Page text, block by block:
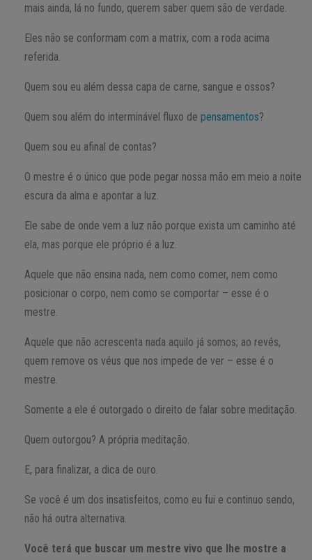
mais ainda, lá no fundo, querem saber quem são de verdade.
Eles não se conformam com a matrix, com a roda acima
referida.
Quem sou eu além dessa capa de carne, sangue e ossos?
Quem sou além do interminável fluxo de pensamentos?
Quem sou eu afinal de contas?
O mestre é o único que pode pegar nossa mão em meio a noite
escura da alma e apontar a luz.
Ele sabe de onde vem a luz não porque exista um caminho até
ela, mas porque ele próprio é a luz.
Aquele que não ensina nada, nem como comer, nem como
posicionar o corpo, nem como se comportar – esse é o
mestre.
Aquele que não acrescenta nada aquilo já somos; ao revés,
quem remove os véus que nos impede de ver – esse é o
mestre.
Somente a ele é outorgado o direito de falar sobre meditação.
Quem outorgou? A própria meditação.
E, para finalizar, a dica de ouro.
Se você é um dos insatisfeitos, como eu fui e continuo sendo,
não há outra alternativa.
Você terá que buscar um mestre vivo que lhe mostre a